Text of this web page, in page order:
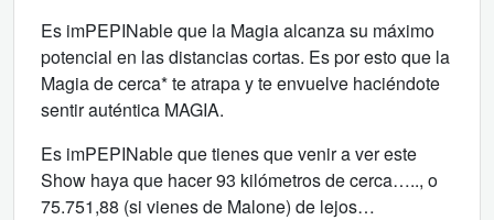
Es imPEPINable que la Magia alcanza su máximo
potencial en las distancias cortas. Es por esto que la
Magia de cerca* te atrapa y te envuelve haciéndote
sentir auténtica MAGIA.
Es imPEPINable que tienes que venir a ver este
Show haya que hacer 93 kilómetros de cerca….., o
75.751,88 (si vienes de Malone) de lejos…